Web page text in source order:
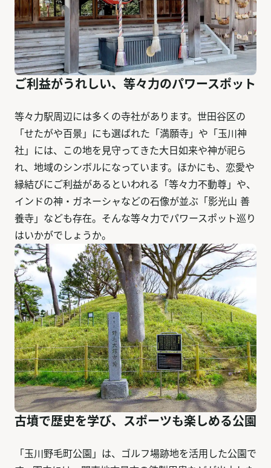
ご利益がうれしい、等々力のパワースポット
等々力駅周辺には多くの寺社があります。世田谷区の
「せたがや百景」にも選ばれた「満願寺」や「玉川神
社」には、この地を見守ってきた大日如来や神が祀ら
れ、地域のシンボルになっています。ほかにも、恋愛や
縁結びにご利益があるといわれる「等々力不動尊」や、
インドの神・ガネーシャなどの石像が並ぶ「影光山 善
養寺」なども存在。そんな等々力でパワースポット巡り
はいかがでしょうか。
古墳で歴史を学び、スポーツも楽しめる公園
「玉川野毛町公園」は、ゴルフ場跡地を活用した公園で